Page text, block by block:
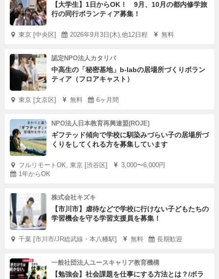
【大学生】1日からOK！ 9月、10月の都内修学旅
行の同行ボランティア募集！
東京 [中央区] 2026年9月3日(木),他12日程 無料
認定NPO法人カタリバ
中高生の「秘密基地」b-labの居場所づくりボラン
ティア（フロアキャスト）
東京 [文京区] 無料 6ヶ月間
NPO法人日本教育再興連盟(ROJE)
ギフテッド傾向で学校に馴染みづらい子の居場所づ
くりをしてくれる方を募集しています
フルリモートOK, 東京 [渋谷区]
3,000〜6,000円
1年からOK
株式会社キズキ
【市川市】虐待などで学校に行けない子どもたちの
学習機会を守る学習支援員を募集！
千葉 [市川市/JR総武線・本八幡駅] 無料 長期歓迎
一般社団法人ユースキャリア教育機構
【勉強会】社会課題を仕事にする方法とは？/ボラ